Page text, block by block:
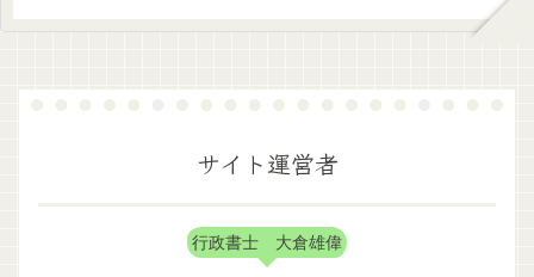
サイト運営者
行政書士 大倉雄偉